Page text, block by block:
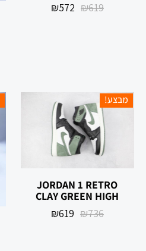
₪619
₪572
מבצע!
‏JORDAN 1 RETRO
HIGH ‏CLAY GREEN
₪736
₪619